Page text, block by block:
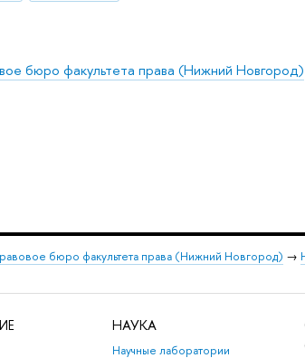
бюро факультета права (Нижний Новгород)
бюро факультета права (Нижний Новгород) →
НАУКА
Научные лаборатории